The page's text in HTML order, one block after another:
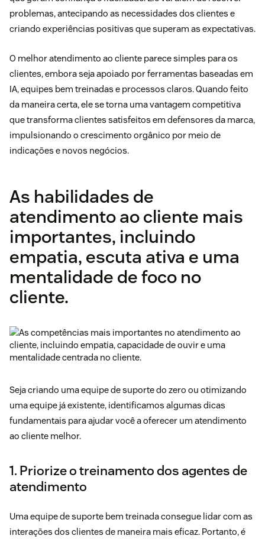
problemas, antecipando as necessidades dos clientes e
criando experiências positivas que superam as expectativas.
O melhor atendimento ao cliente parece simples para os
clientes, embora seja apoiado por ferramentas baseadas em
IA, equipes bem treinadas e processos claros. Quando feito
da maneira certa, ele se torna uma vantagem competitiva
que transforma clientes satisfeitos em defensores da marca,
impulsionando o crescimento orgânico por meio de
indicações e novos negócios.
As habilidades de
atendimento ao cliente mais
importantes, incluindo
empatia, escuta ativa e uma
mentalidade de foco no
cliente.
Seja criando uma equipe de suporte do zero ou otimizando
uma equipe já existente, identificamos algumas dicas
fundamentais para ajudar você a oferecer um atendimento
ao cliente melhor.
1. Priorize o treinamento dos agentes de
atendimento
Uma equipe de suporte bem treinada consegue lidar com as
interações dos clientes de maneira mais eficaz. Portanto, é